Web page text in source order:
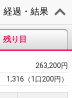
経過・結果
残り目
263,200円
1,316（1口200円）